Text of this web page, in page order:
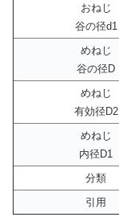
おねじ
谷の径d1
めねじ
谷の径D
めねじ
有効径D2
めねじ
内径D1
分類
引用